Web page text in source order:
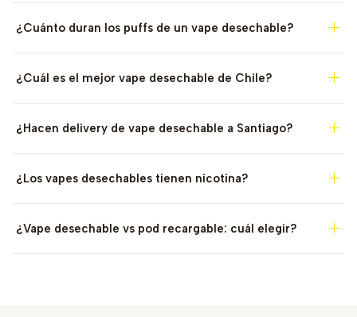
¿Cuánto duran los puffs de un vape desechable?
¿Cuál es el mejor vape desechable de Chile?
¿Hacen delivery de vape desechable a Santiago?
¿Los vapes desechables tienen nicotina?
¿Vape desechable vs pod recargable: cuál elegir?